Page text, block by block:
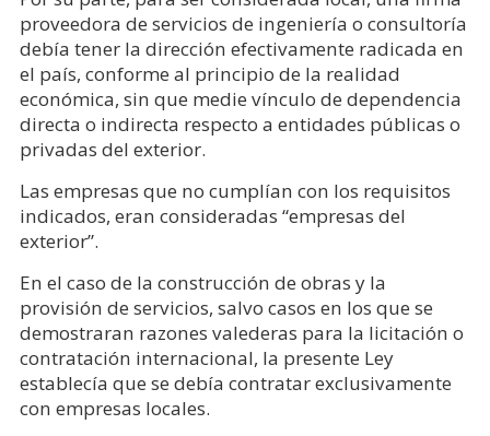
proveedora de servicios de ingeniería o consultoría
debía tener la dirección efectivamente radicada en
el país, conforme al principio de la realidad
económica, sin que medie vínculo de dependencia
directa o indirecta respecto a entidades públicas o
privadas del exterior.
Las empresas que no cumplían con los requisitos
indicados, eran consideradas “empresas del
exterior”.
En el caso de la construcción de obras y la
provisión de servicios, salvo casos en los que se
demostraran razones valederas para la licitación o
contratación internacional, la presente Ley
establecía que se debía contratar exclusivamente
con empresas locales.